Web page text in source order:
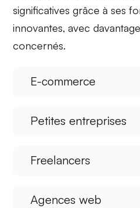
significatives grâce à ses
innovantes, avec
concernés.
E-commerce
Petites entreprises
Freelancers
Agences web